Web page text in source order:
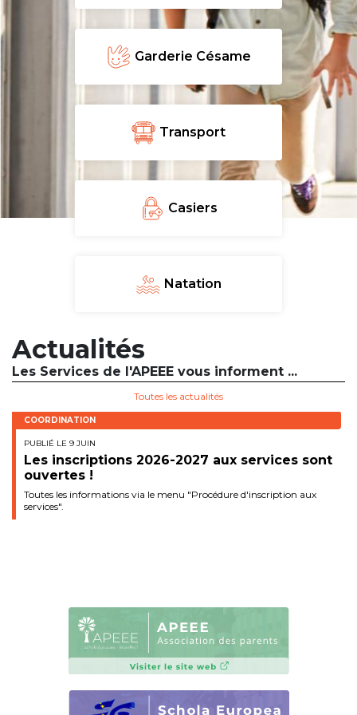
periscolaire.berkendael@apeee-bxl1-
services.be
BE91 3631 6790 0976
Activités périscolaires Uccle
+32 (0)2 375 31 35
BE30 3100 2003 2711
cantine@apeee-bxl1-services.be
BE10 3100 9205 4504
Casiers
+32 (0)2 373 87 68
casiers@apeee-bxl1-services.be
+32 (0)2 375 94 84
coordination@apeee-bxl1-services.be
Garderie Césame
Transport
Casiers
Natation
Actualités
Les Services de l'APEEE vous informent ...
Toutes les actualités
COORDINATION
PUBLIÉ LE 9 JUIN
Les inscriptions 2026-2027 aux services sont
ouvertes !
Toutes les informations via le menu "Procédure d'inscription aux
services".